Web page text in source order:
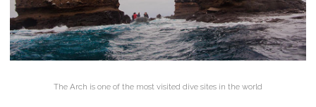
The Arch is one of the most visited dive sites in the world